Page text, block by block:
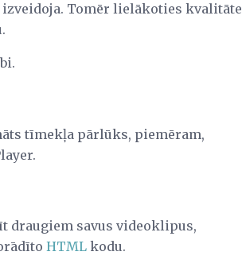
Tomēr lielākoties kvalitāte
tīmekļa pārlūks, piemēram,
draugiem savus videoklipus,
HTML kodu.